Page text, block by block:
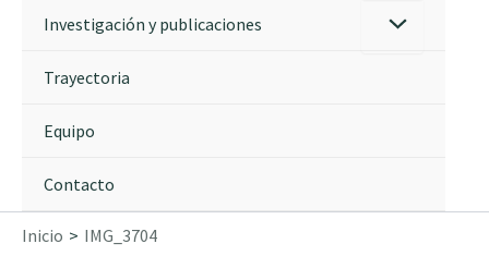
Investigación y publicaciones
Trayectoria
Equipo
Contacto
Inicio IMG_3704